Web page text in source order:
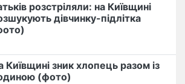
розстріляли: на Київщині
дівчинку-підлітка
Київщині зник хлопець разом із
(фото)